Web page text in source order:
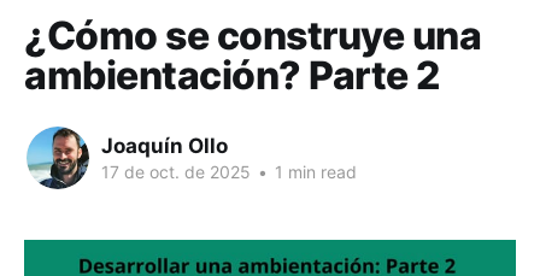
¿Cómo se construye una
ambientación? Parte 2
Joaquín Ollo
17 de oct. de 2025 • 1 min read